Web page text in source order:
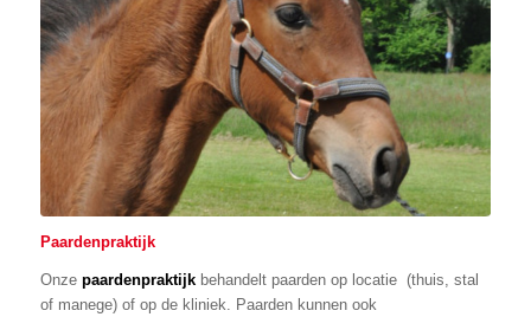
Paardenpraktijk
Onze paardenpraktijkbehandelt paarden op locatie (thuis, stal
of manege) of op de kliniek. Paarden kunnen ook